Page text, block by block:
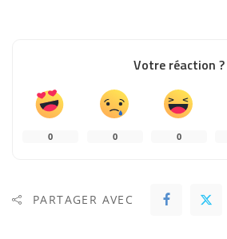
Votre réaction ?
0 0 0
PARTAGER AVEC